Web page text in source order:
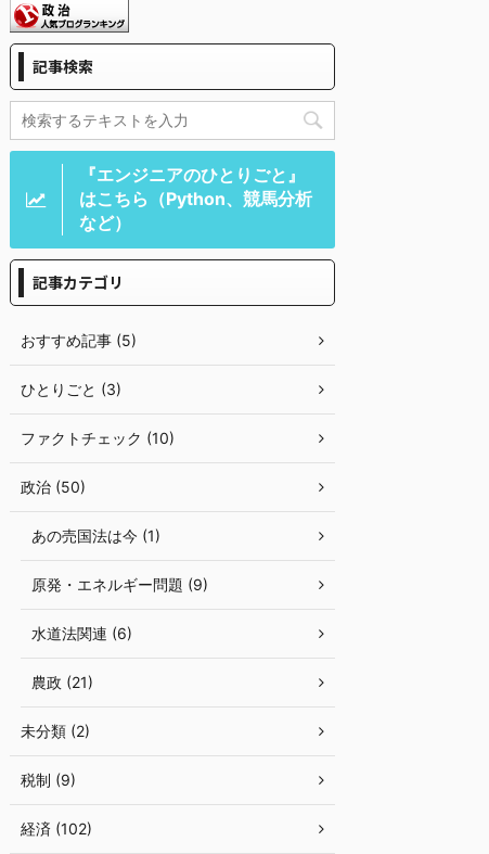
記事検索
『エンジニアのひとりごと』
はこちら（Python、競馬分析
など）
記事カテゴリ
おすすめ記事 (5)
ひとりごと (3)
ファクトチェック (10)
政治 (50)
あの売国法は今 (1)
原発・エネルギー問題 (9)
水道法関連 (6)
農政 (21)
未分類 (2)
税制 (9)
経済 (102)